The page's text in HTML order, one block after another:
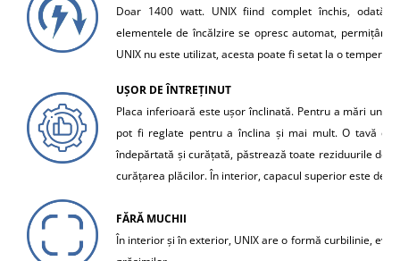
Doar 1400 watt. UNIX fiind complet închis, odată
elementele de încălzire se opresc automat, permițând
UNIX nu este utilizat, acesta poate fi setat la o
UȘOR DE ÎNTREȚINUT
Placa inferioară este ușor înclinată. Pentru a mări
pot fi reglate pentru a înclina și mai mult. O tavă
îndepărtată și curățată, păstrează toate reziduurile de
curățarea plăcilor. În interior, capacul superior este de
FĂRĂ MUCHII
În interior și în exterior, UNIX are o formă curbilinie,